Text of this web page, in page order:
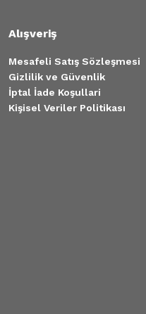
Alışveriş
Mesafeli Satış Sözleşmesi
Gizlilik ve Güvenlik
İptal İade Koşullari
Kişisel Veriler Politikası